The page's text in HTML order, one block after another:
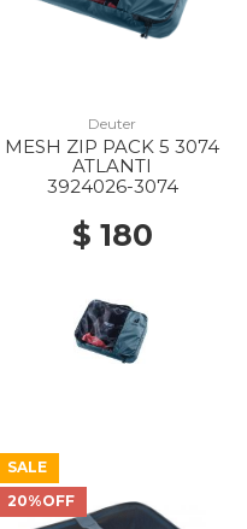
Deuter
MESH ZIP PACK 5 3074
ATLANTI
3924026-3074
$ 180
SALE
20%OFF